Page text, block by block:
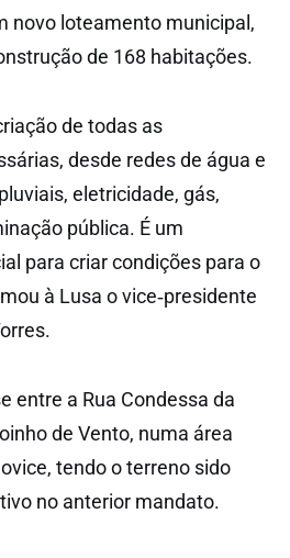
novo loteamento municipal,
de 168 habitações.
de todas as
desde redes de água e
eletricidade, gás,
pública. É um
para criar condições para o
à Lusa o vice‑presidente
entre a Rua Condessa da
de Vento, numa área
tendo o terreno sido
no anterior mandato.